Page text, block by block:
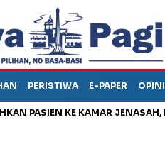
PERISTIWA E-PAPER OPINI
KE KAMAR JENASAH, DISOROT